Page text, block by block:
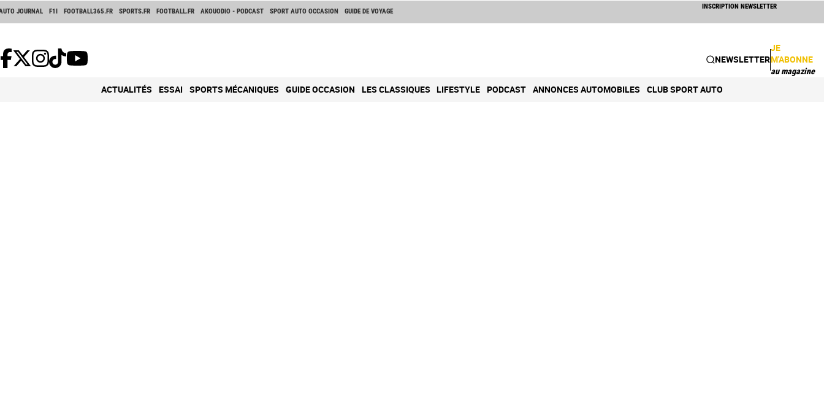
JOURNAL F1I FOOTBALL365.FR SPORTS.FR FOOTBALL.FR AKOUODIO - PODCAST SPORT AUTO OCCASION GUIDE DE VOYAGE
INSCRIPTION NEWSLETTER
NEWSLETTER
JE
M'ABONNE
au magazine
ACTUALITÉS ESSAI SPORTS MÉCANIQUES GUIDE OCCASION LES CLASSIQUES LIFESTYLE PODCAST ANNONCES AUTOMOBILES CLUB SPORT AUTO